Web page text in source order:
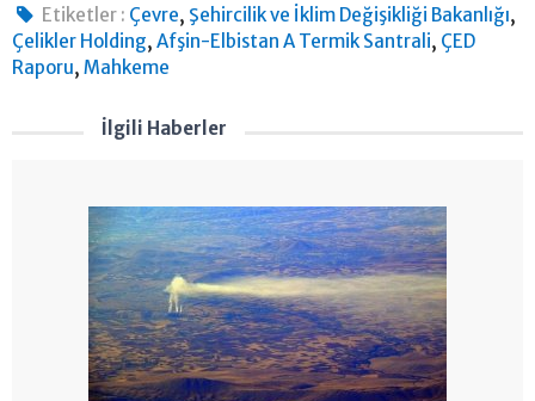
Etiketler : Çevre, Şehircilik ve İklim Değişikliği Bakanlığı,
Çelikler Holding, Afşin-Elbistan A Termik Santrali, ÇED
Raporu, Mahkeme
İlgili Haberler